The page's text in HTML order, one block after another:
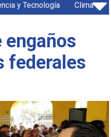
y Tecnología Clima
engaños
federales